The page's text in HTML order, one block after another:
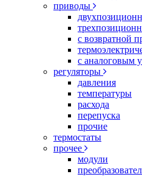
приводы
с возвратной
с аналоговым
регуляторы
давления
температуры
расхода
перепуска
прочие
термостаты
прочее
модули